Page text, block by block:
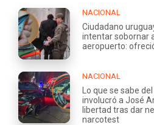
NACIONAL
Ciudadano
intentar sobornar
aeropuerto:
NACIONAL
Lo que se sabe
involucró a José
libertad tras dar
narcotest